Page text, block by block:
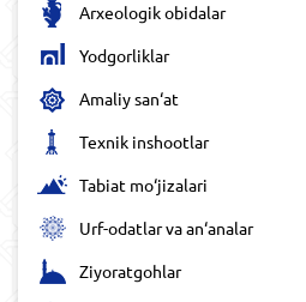
Arxeologik obidalar
Yodgorliklar
Amaliy san‘at
Texnik inshootlar
Tabiat mo‘jizalari
Urf-odatlar va an‘analar
Ziyoratgohlar